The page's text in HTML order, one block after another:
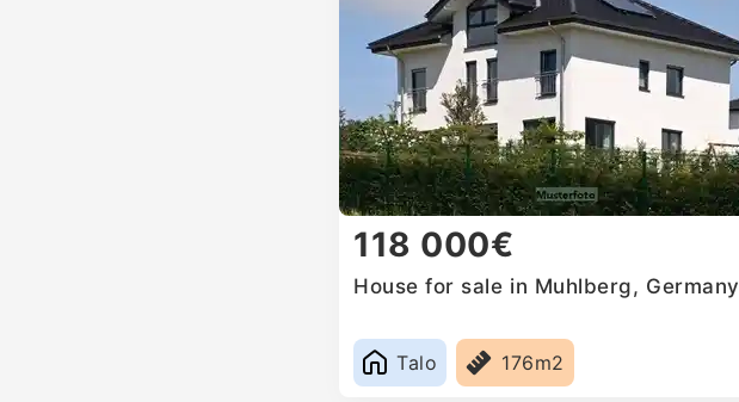
118 000€
House for sale in Muhlberg, Germany
Talo 176m2